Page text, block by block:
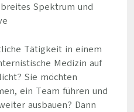
Spektrum und
Tätigkeit in einem
Medizin auf
Sie möchten
ein Team führen und
ausbauen? Dann